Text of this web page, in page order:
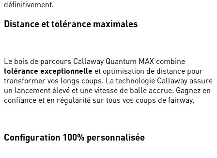
définitivement.
Distance et tolérance maximales
Le bois de parcours Callaway Quantum MAX combine
tolérance exceptionnelle et optimisation de distance pour
transformer vos longs coups. La technologie Callaway assure
un lancement élevé et une vitesse de balle accrue. Gagnez en
confiance et en régularité sur tous vos coups de fairway.
Configuration 100% personnalisée